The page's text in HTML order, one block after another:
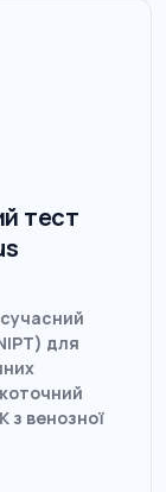
тест
для
з венозної